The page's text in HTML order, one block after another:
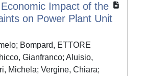
Impact of the
on Power Plant Unit
Bompard, ETTORE
Gianfranco; Aluisio,
Michela; Vergine, Chiara;